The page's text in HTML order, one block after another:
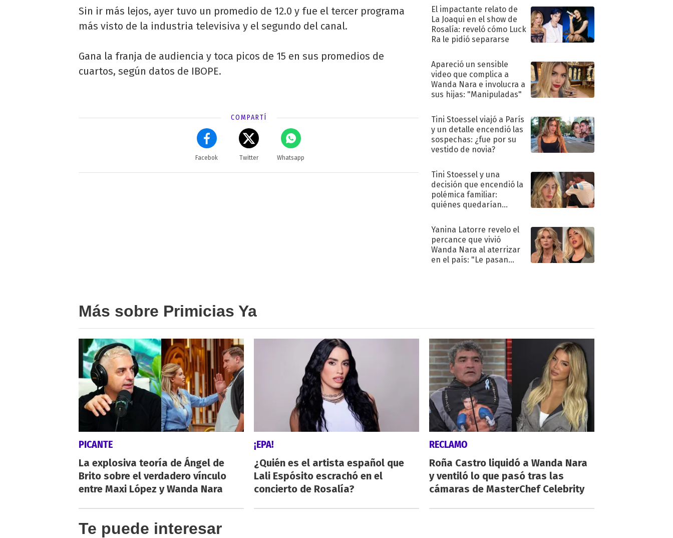
Sin ir más lejos, ayer tuvo un promedio de 12.0 y fue el tercer programa
más visto de la industria televisiva y el segundo del canal.
Gana la franja de audiencia y toca picos de 15 en sus promedios de
cuartos, según datos de IBOPE.
COMPARTÍ
Facebok Twitter Whatsapp
El impactante relato de
La Joaqui en el show de
Rosalía: reveló cómo Luck
Ra le pidió separarse
Apareció un sensible
video que complica a
Wanda Nara e involucra a
sus hijas: "Manipuladas"
Tini Stoessel viajó a París
y un detalle encendió las
sospechas: ¿fue por su
vestido de novia?
Tini Stoessel y una
decisión que encendió la
polémica familiar:
quiénes quedarían
Yanina Latorre revelo el
percance que vivió
Wanda Nara al aterrizar
en el país: "Le pasan
Más sobre Primicias Ya
PICANTE
La explosiva teoría de Ángel de
Brito sobre el verdadero vínculo
entre Maxi López y Wanda Nara
¡EPA!
¿Quién es el artista español que
Lali Espósito escrachó en el
concierto de Rosalía?
RECLAMO
Roña Castro liquidó a Wanda Nara
y ventiló lo que pasó tras las
cámaras de MasterChef Celebrity
Te puede interesar